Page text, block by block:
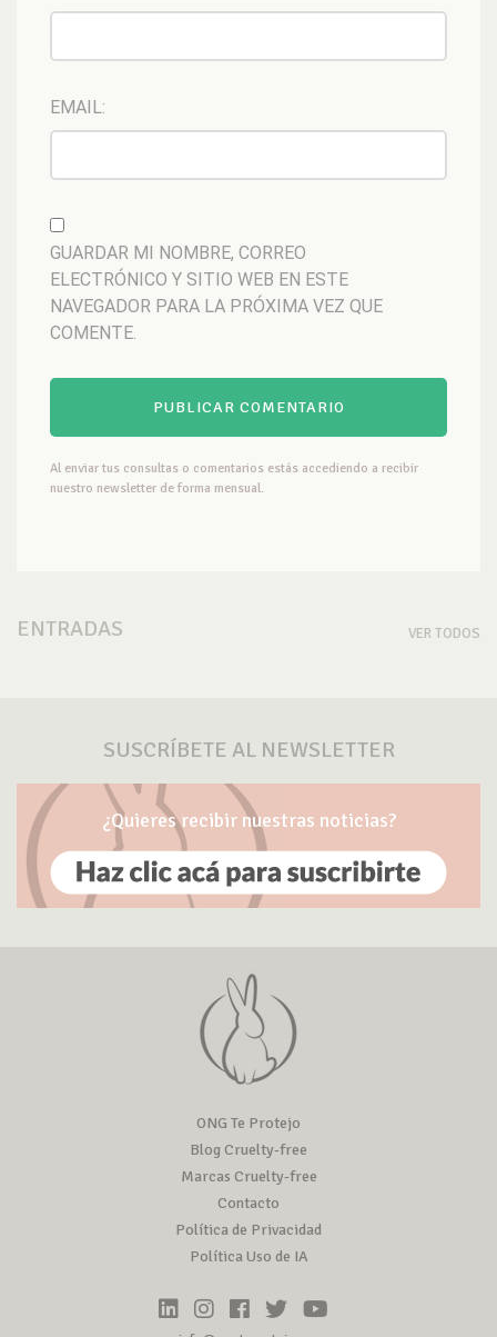
EMAIL:
GUARDAR MI NOMBRE, CORREO
ELECTRÓNICO Y SITIO WEB EN ESTE
NAVEGADOR PARA LA PRÓXIMA VEZ QUE
COMENTE.
Al enviar tus consultas o comentarios estás accediendo a recibir
nuestro newsletter de forma mensual.
ENTRADAS VER TODOS
SUSCRÍBETE AL NEWSLETTER
¿Quieres recibir nuestras noticias?
ONG Te Protejo
Blog Cruelty-free
Marcas Cruelty-free
Contacto
Política de Privacidad
Política Uso de IA